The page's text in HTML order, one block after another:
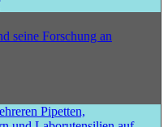
seine Forschung an